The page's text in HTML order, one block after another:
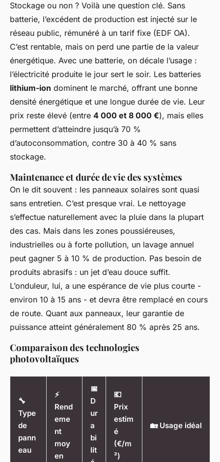
Stockage ou non ? Voilà une question clé. Sans
batterie, l’excédent de production est injecté sur le
réseau public, rémunéré à un tarif fixe (EDF OA).
C’est rentable, mais on perd une partie de la valeur
énergétique. Avec une batterie, on décale l’usage :
l’électricité produite le jour sert le soir. Les batteries
lithium-ion dominent le marché, offrant une bonne
densité énergétique et une longue durée de vie. Leur
prix reste élevé (entre 4 000 et 8 000 €), mais elles
permettent d’atteindre jusqu’à 70 %
d’autoconsommation, contre 30 à 40 % sans
stockage.
Maintenance et durée de vie des systèmes
On le dit souvent : les panneaux solaires sont quasi
sans entretien. C’est presque vrai. Le nettoyage
s’effectue naturellement avec la pluie dans la plupart
des cas. Mais dans les zones poussiéreuses,
industrielles ou à forte pollution, un lavage annuel
peut gagner 5 à 10 % de production. Pas besoin de
produits abrasifs : un jet d’eau douce suffit.
L’onduleur, lui, a une espérance de vie plus courte -
environ 10 à 15 ans - et devra être remplacé en cours
de route. Quant aux panneaux, leur garantie de
puissance atteint généralement 80 % après 25 ans.
Comparaison des technologies
photovoltaïques
🔧
Type
de
pann
eau
⚡
Rend
eme
nt
moy
en
📅
D
ur
a
bi
lit
💶
Prix
estim
é
(€/m
²)
🏡 Usage idéal